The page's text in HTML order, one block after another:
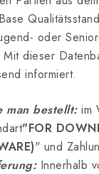
oder
dieser
informiert.
bestellt:im
"FOR
" und
Innerhalb